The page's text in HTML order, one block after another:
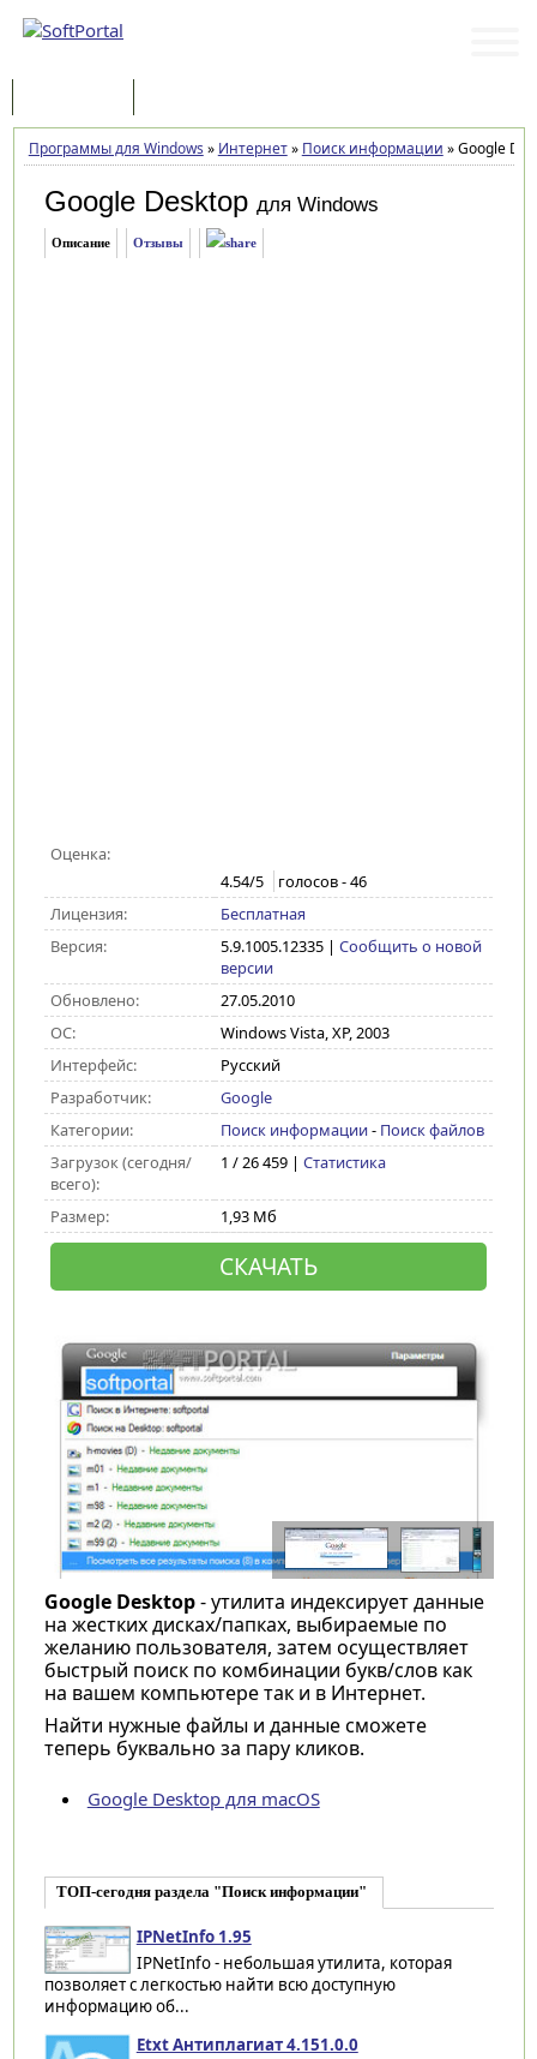
Программы для Windows » Интернет» Поиск информации »Google
Google Desktop для Windows
Описание Отзывы
Оценка:
4.54/5 голосов -46
Лицензия:
Бесплатная
Версия:
5.9.1005.12335| Сообщить о новой
версии
Обновлено:
27.05.2010
ОС:
Windows Vista, XP, 2003
Интерфейс:
Русский
Разработчик:
Google
Категории:
Поиск информации- Поиск файлов
Загрузок (сегодня/
всего):
1 / 26 459 | Статистика
Размер: 1,93 Мб
СКАЧАТЬ
Google Desktop- утилита индексирует данные
на жестких дисках/папках, выбираемые по
желанию пользователя, затем осуществляет
быстрый поиск по комбинации букв/слов как
на вашем компьютере так и в Интернет.
Найти нужные файлы и данные сможете
теперь буквально за пару кликов.
Google Desktop для macOS
ТОП-сегодня раздела "Поиск информации"
IPNetInfo 1.95
IPNetInfo - небольшая утилита, которая
позволяет с легкостью найти всю доступную
информацию об...
Etxt Антиплагиат 4.151.0.0